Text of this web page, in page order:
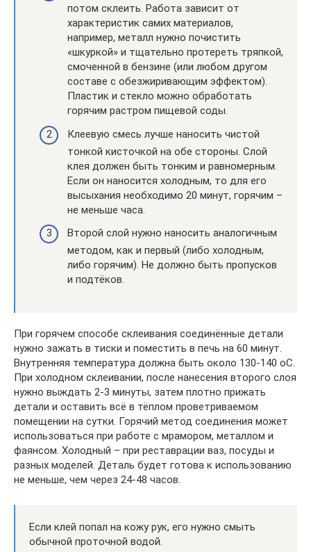
потом склеить. Работа зависит от
характеристик самих материалов,
например, металл нужно почистить
«шкуркой» и тщательно протереть тряпкой,
смоченной в бензине (или любом другом
составе с обезжиривающим эффектом).
Пластик и стекло можно обработать
горячим растром пищевой соды.
Клеевую смесь лучше наносить чистой
тонкой кисточкой на обе стороны. Слой
клея должен быть тонким и равномерным.
Если он наносится холодным, то для его
высыхания необходимо 20 минут, горячим –
не меньше часа.
Второй слой нужно наносить аналогичным
методом, как и первый (либо холодным,
либо горячим). Не должно быть пропусков
и подтёков.
При горячем способе склеивания соединённые детали
нужно зажать в тиски и поместить в печь на 60 минут.
Внутренняя температура должна быть около 130-140 оС.
При холодном склеивании, после нанесения второго слоя
нужно выждать 2-3 минуты, затем плотно прижать
детали и оставить всё в тёплом проветриваемом
помещении на сутки. Горячий метод соединения может
использоваться при работе с мрамором, металлом и
фаянсом. Холодный – при реставрации ваз, посуды и
разных моделей. Деталь будет готова к использованию
не меньше, чем через 24-48 часов.
Если клей попал на кожу рук, его нужно смыть
обычной проточной водой.